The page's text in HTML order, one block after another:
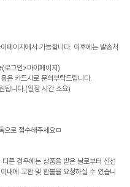
이지에서 가능합니다. 이후에는 발송처
로그인>마이페이지)
은 카드사로 문의부탁드립니다.
됩니다.(일정 시간 소요)
으로 접수해주세요ㅁ
른 경우에는 상품을 받은 날로부터 신선
내에 교환 및 환불을 요청하실 수 있습니